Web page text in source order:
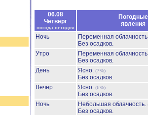
06.08
Четверг
погода сегодня
Погодные
явления
Ночь
Переменная
Без осадков.
Утро
Переменная
Без осадков.
День
Ясно. (7%)
Без осадков.
Вечер
Ясно. (6%)
Без осадков.
Ночь
Небольшая облачность.
Без осадков.